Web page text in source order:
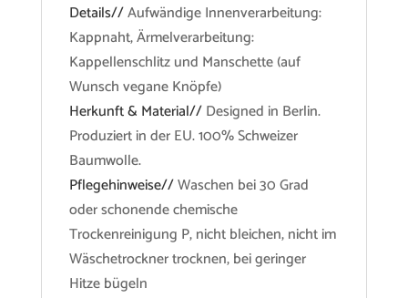
Details//Aufwändige Innenverarbeitung:
Kappnaht, Ärmelverarbeitung:
Kappellenschlitz und Manschette (auf
Wunsch vegane Knöpfe)
Herkunft & Material//Designed in Berlin.
Produziert in der EU. 100% Schweizer
Baumwolle.
Pflegehinweise//Waschen bei 30 Grad
oder schonende chemische
Trockenreinigung P, nicht bleichen, nicht im
Wäschetrockner trocknen, bei geringer
Hitze bügeln